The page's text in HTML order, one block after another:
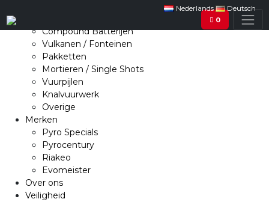
Nederlands
Deutsch
0
Compound Batterijen
Vulkanen / Fonteinen
Pakketten
Mortieren / Single Shots
Vuurpijlen
Knalvuurwerk
Overige
Merken
Pyro Specials
Pyrocentury
Riakeo
Evomeister
Over ons
Veiligheid